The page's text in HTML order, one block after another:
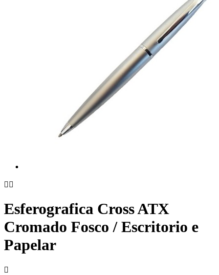
 
Esferografica Cross ATX
Cromado Fosco / Escritorio e
Papelar
